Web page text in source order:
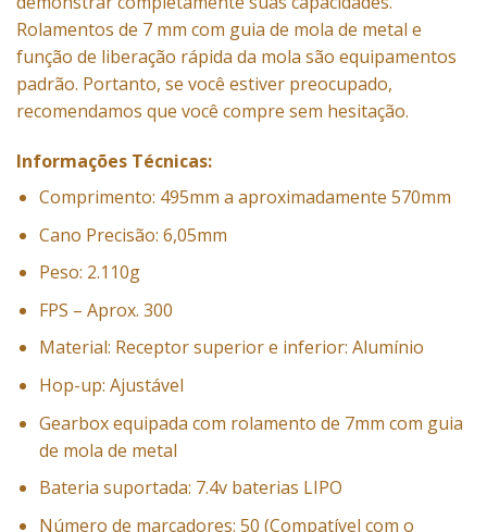
Rolamentos de 7 mm com guia de mola de metal e
função de liberação rápida da mola são equipamentos
padrão. Portanto, se você estiver preocupado,
recomendamos que você compre sem hesitação.
Informações Técnicas:
Comprimento: 495mm a aproximadamente 570mm
Cano Precisão: 6,05mm
Peso: 2.110g
FPS – Aprox. 300
Material: Receptor superior e inferior: Alumínio
Hop-up: Ajustável
Gearbox equipada com rolamento de 7mm com guia
de mola de metal
Bateria suportada: 7.4v baterias LIPO
Número de marcadores: 50 (Compatível com o